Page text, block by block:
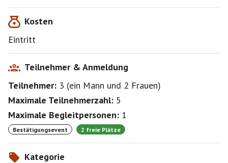
Kosten
Eintritt
Teilnehmer & Anmeldung
Teilnehmer: 3 (ein Mann und 2 Frauen)
Maximale Teilnehmerzahl: 5
Maximale Begleitpersonen: 1
Bestätigungsevent 2 freie Plätze
Kategorie